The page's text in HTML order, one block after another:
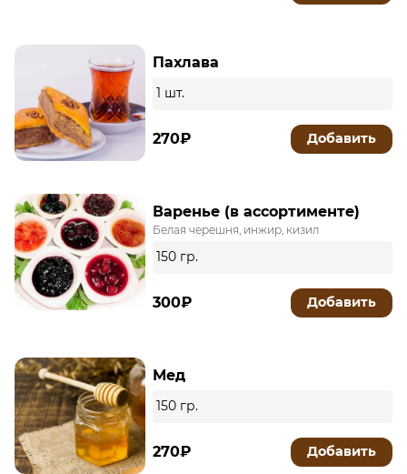
Пахлава
1 шт.
270₽ Добавить
Варенье (в ассортименте)
Белая черешня, инжир, кизил
150 гр.
300₽ Добавить
Мед
150 гр.
270₽ Добавить